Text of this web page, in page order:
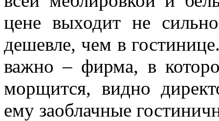
цене выходит не
дешевле, чем в
важно – фирма, в
морщится, видно
ему заоблачные